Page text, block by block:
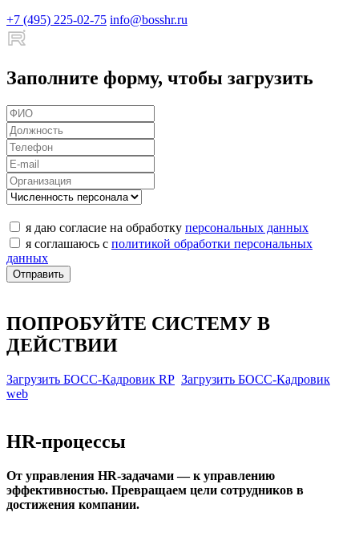
+7 (495) 225-02-75 info@bosshr.ru
Заполните форму, чтобы загрузить
я даю согласие на обработку персональных данных
я соглашаюсь с политикой обработки персональных
данных
ПОПРОБУЙТЕ СИСТЕМУ В
ДЕЙСТВИИ
Загрузить БОСС-Кадровик RP Загрузить БОСС-Кадровик
web
HR-процессы
От управления HR-задачами — к управлению
эффективностью. Превращаем цели сотрудников в
достижения компании.